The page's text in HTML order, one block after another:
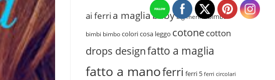
ai ferri a magliababybig merino bimba
bimbi bimbocoloricosa leggo cotonecotton
drops designfatto a maglia
fatto a manoferri ferri 5 ferri circolari